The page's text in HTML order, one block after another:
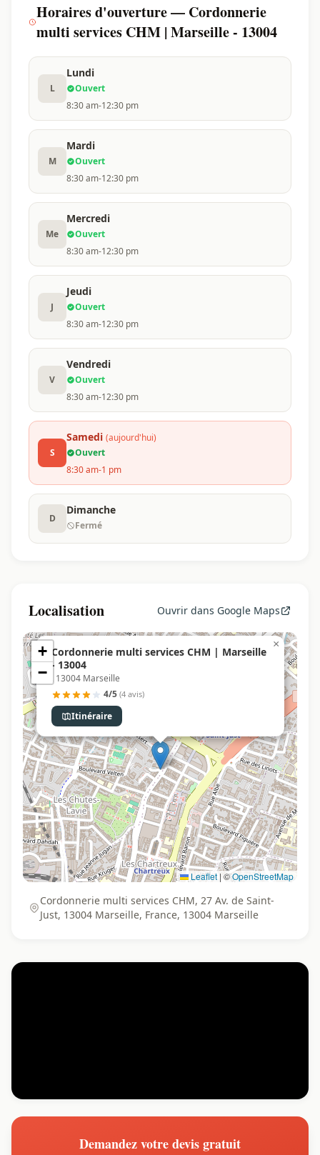
Horaires d'ouverture — Cordonnerie
multi services CHM | Marseille - 13004
L
Lundi
Ouvert
8:30 am-12:30 pm
M
Mardi
Ouvert
8:30 am-12:30 pm
Me
Mercredi
Ouvert
8:30 am-12:30 pm
J
Jeudi
Ouvert
8:30 am-12:30 pm
V
Vendredi
Ouvert
8:30 am-12:30 pm
S
Samedi (aujourd'hui)
Ouvert
8:30 am-1 pm
D
Dimanche
Fermé
Localisation Ouvrir dans Google Maps
Cordonnerie multi services CHM | Marseille
- 13004
, 13004 Marseille
4/5 (4 avis)
Itinéraire
×
+
−
Leaflet | ©OpenStreetMap
Cordonnerie multi services CHM, 27 Av. de Saint-
Just, 13004 Marseille, France, 13004 Marseille
Demandez votre devis gratuit